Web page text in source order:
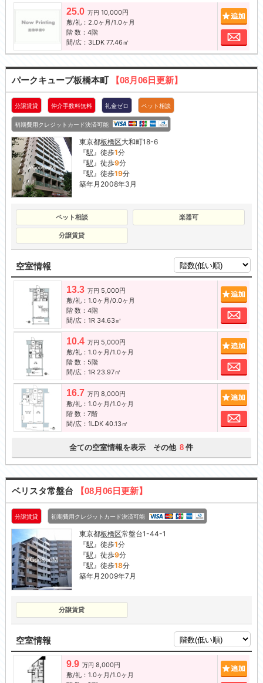
25.0 万円 10,000円
敷/礼：2.0ヶ月/1.0ヶ月
階 数：4階
間/広：3LDK 77.46㎡
お
パークキューブ板橋本町 【08月06日更新】
分譲賃貸 仲介手数料無料 礼金ゼロ ペット相談
初期費用クレジットカード決済可能
東京都板橋区大和町18-6
『駅 』徒歩1分
『駅 』徒歩9分
『駅 』徒歩19分
築年月2008年3月
ペット相談 楽器可
分譲賃貸
空室情報
13.3 万円 5,000円
敷/礼：1.0ヶ月/0.0ヶ月
階 数：4階
間/広：1R 34.63㎡
お
10.4 万円 5,000円
敷/礼：1.0ヶ月/1.0ヶ月
階 数：5階
間/広：1R 23.97㎡
お
16.7 万円 8,000円
敷/礼：1.0ヶ月/1.0ヶ月
階 数：7階
間/広：1LDK 40.13㎡
お
全ての空室情報を表示 その他 8 件
ベリスタ常盤台 【08月06日更新】
分譲賃貸 初期費用クレジットカード決済可能
東京都板橋区常盤台1-44-1
『駅』徒歩1分
『駅』徒歩9分
『駅』徒歩18分
築年月2009年7月
分譲賃貸
空室情報
9.9 万円 8,000円
敷/礼：1.0ヶ月/1.0ヶ月